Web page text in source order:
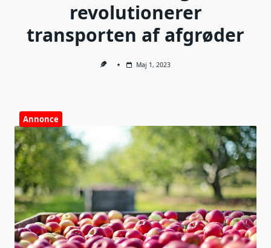
revolutionerer
transporten af afgrøder
Maj 1, 2023
Annonce